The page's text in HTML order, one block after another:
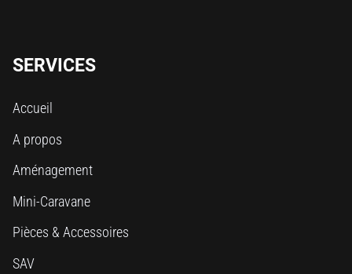
SERVICES
Accueil
A propos
Aménagement
Mini-Caravane
Pièces & Accessoires
SAV